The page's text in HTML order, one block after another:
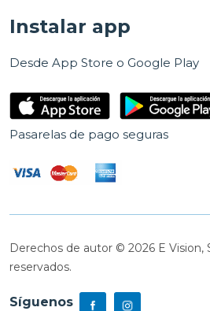
Instalar app
Desde App Store o Google Play
Pasarelas de pago seguras
Derechos de autor © 2026 E Vision,
reservados.
Síguenos